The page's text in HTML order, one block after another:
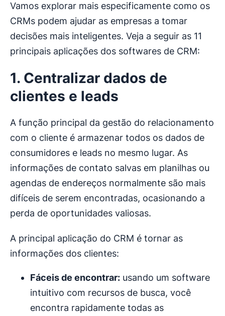
Vamos explorar mais especificamente como os
CRMs podem ajudar as empresas a tomar
decisões mais inteligentes. Veja a seguir as 11
principais aplicações dos softwares de CRM:
1. Centralizar dados de
clientes e leads
A função principal da gestão do relacionamento
com o cliente é armazenar todos os dados de
consumidores e leads no mesmo lugar. As
informações de contato salvas em planilhas ou
agendas de endereços normalmente são mais
difíceis de serem encontradas, ocasionando a
perda de oportunidades valiosas.
A principal aplicação do CRM é tornar as
informações dos clientes:
Fáceis de encontrar: usando um software
intuitivo com recursos de busca, você
encontra rapidamente todas as